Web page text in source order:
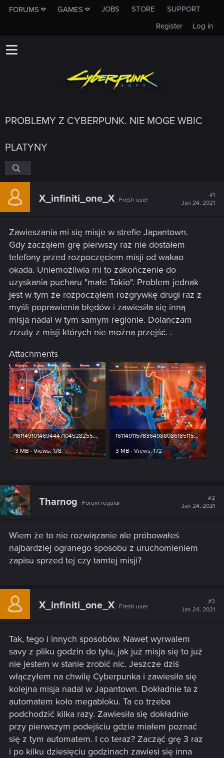
FORUMS GAMES JOBS STORE
SUPPORT
Log in
Register
PROBLEMY Z CYBERPUNK. NIE MOGE WBIC
PLATYNY
X_infiniti_one_X Fresh user
#1
Jan 24, 2021
Zawieszania mi się misje w strefie Japantown.
Gdy zacząłem grę pierwszy raz nie dostałem
telefony przed rozpoczęciem misji od wakao
okada. Uniemożliwia mi to zakończenie do
uzyskania pucharu "małe Tokio". Problem jednak
jest w tym że rozpocząłem rozgrywkę drugi raz z
myśli poprawienia błędów i zawiesiła się inną
misja nadal w tym samym regionie. Dolanczam
zrzuty z misji których nie można przejść. .
Attachments
16114910146944471045282559202018.jpg
3 MB · Views: 178
16114911578364988086165115587243.jpg
3 MB · Views: 172
Tharnog Forum regular
#2
Jan 24, 2021
Wiem że to nie rozwiązanie ale próbowałeś
najbardziej ogranego sposobu z uruchomieniem
zapisu sprzed tej czy tamtej misji?
X_infiniti_one_X Fresh user
#3
Jan 24, 2021
Tak, tego i innych sposobów. Nawet wyrwalem
savy z pliku godzin do tyłu, jak już misja się to już
nie jestem w stanie zrobić nic. Jeszcze dziś
włączyłem na chwilę Cyberpunka i zawiesiła się
kolejna misja nadal w Japantown. Dokładnie ta z
automatem koło megabloku. Ta co trzeba
podchodzić kilka razy. Zawiesiła się dokładnie
przy pierwszym podejściu gdzie miałem poznać
się z tym automatem. I co teraz? Zacząć grę 3 raz
i po kilku dziesięciu godzinach zawiesi się inna